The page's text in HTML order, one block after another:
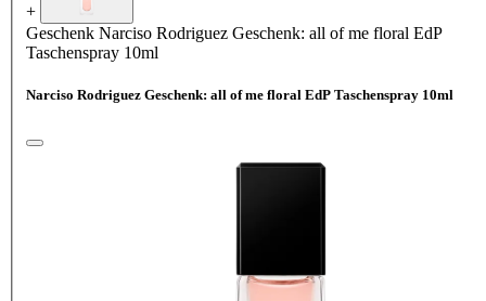
+
Geschenk Narciso Rodriguez Geschenk: all of me floral EdP
Taschenspray 10ml
Narciso Rodriguez Geschenk: all of me floral EdP Taschenspray 10ml